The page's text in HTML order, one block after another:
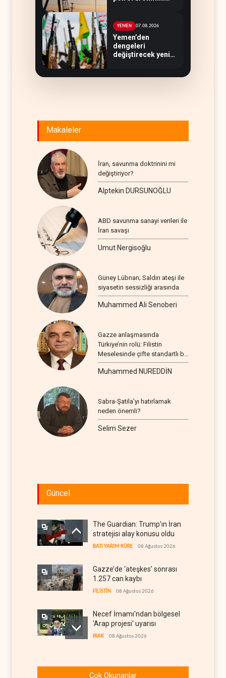
YEMEN 07.08.2026
Yemen’den
dengeleri
değiştirecek yeni
Makaleler
İran, savunma doktrinini mi
değiştiriyor?
Alptekin DURSUNOĞLU
ABD savunma sanayi verileri ile
İran savaşı
Umut Nergisoğlu
Güney Lübnan; Saldırı ateşi ile
siyasetin sessizliği arasında
Muhammed Ali Senoberi
Gazze anlaşmasında
Türkiye’nin rolü: Filistin
Meselesinde çifte standartlı bir
seyir
Muhammed NUREDDİN
Sabra-Şatila’yı hatırlamak
neden önemli?
Selim Sezer
Güncel
The Guardian: Trump’ın İran
stratejisi alay konusu oldu
BATI YARIM KÜRE 08 Ağustos 2026
Gazze’de ‘ateşkes’ sonrası
1.257 can kaybı
FİLİSTİN 08 Ağustos 2026
Necef İmamı'ndan bölgesel
'Arap projesi' uyarısı
IRAK 08 Ağustos 2026
da yetmedi: Hürmüz’de
Çok Okunanlar